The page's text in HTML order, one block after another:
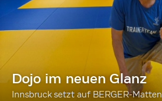
Dojo im neuen Glanz
Innsbruck setzt auf BERGER-Matten